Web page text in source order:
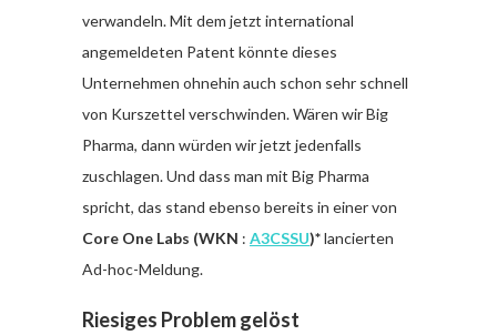
verwandeln. Mit dem jetzt international
angemeldeten Patent könnte dieses
Unternehmen ohnehin auch schon sehr schnell
von Kurszettel verschwinden. Wären wir Big
Pharma, dann würden wir jetzt jedenfalls
zuschlagen. Und dass man mit Big Pharma
spricht, das stand ebenso bereits in einer von
Core One Labs (WKN : A3CSSU)*lancierten
Ad-hoc-Meldung.
Riesiges Problem gelöst